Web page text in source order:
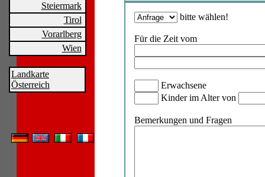
Steiermark
Tirol
Vorarlberg
Wien
Landkarte
Österreich
bitte wählen!
Für die Zeit vom
Erwachsene
Kinder im Alter von
Bemerkungen und Fragen